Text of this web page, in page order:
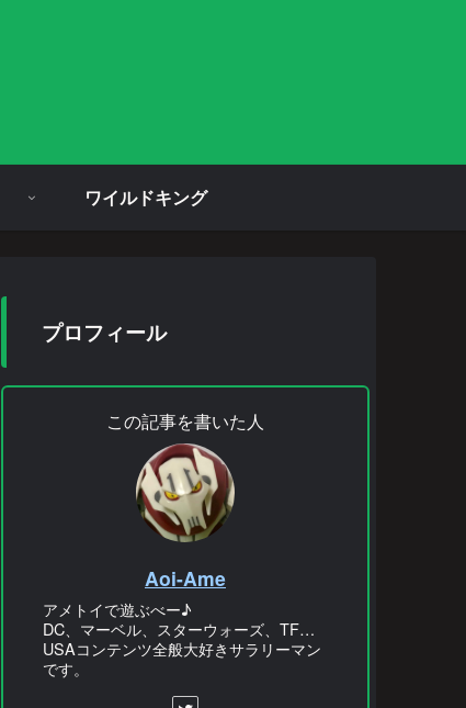
ワイルドキング
プロフィール
この記事を書いた人
Aoi-Ame
アメトイで遊ぶべー♪
DC、マーベル、スターウォーズ、TF…
USAコンテンツ全般大好きサラリーマン
です。